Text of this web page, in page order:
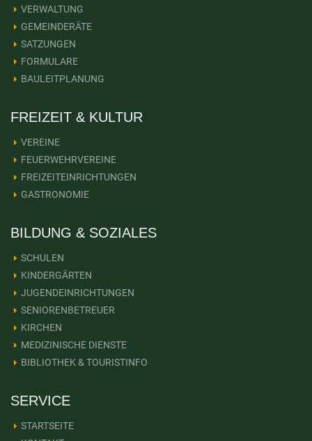
VERWALTUNG
GEMEINDERÄTE
SATZUNGEN
FORMULARE
BAULEITPLANUNG
FREIZEIT & KULTUR
VEREINE
FEUERWEHRVEREINE
FREIZEITEINRICHTUNGEN
GASTRONOMIE
BILDUNG & SOZIALES
SCHULEN
KINDERGÄRTEN
JUGENDEINRICHTUNGEN
SENIORENBETREUER
KIRCHEN
MEDIZINISCHE DIENSTE
BIBLIOTHEK & TOURISTINFO
SERVICE
STARTSEITE